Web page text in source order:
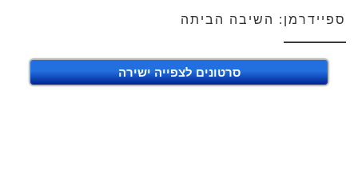
ספיידרמן: השיבה הביתה
סרטונים לצפייה ישירה